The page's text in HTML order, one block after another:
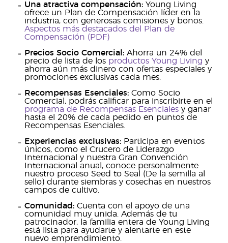
Una atractiva compensación: Young Living
ofrece un Plan de Compensación líder en la
industria, con generosas comisiones y bonos.
Aspectos más destacados del Plan de
Compensación (PDF)
Precios Socio Comercial: Ahorra un 24% del
precio de lista de los productos Young Living y
ahorra aún más dinero con ofertas especiales y
promociones exclusivas cada mes.
Recompensas Esenciales: Como Socio
Comercial, podrás calificar para inscribirte en el
programa de Recompensas Esenciales y ganar
hasta el 20% de cada pedido en puntos de
Recompensas Esenciales.
Experiencias exclusivas: Participa en eventos
únicos, como el Crucero de Liderazgo
Internacional y nuestra Gran Convención
Internacional anual, conoce personalmente
nuestro proceso Seed to Seal (De la semilla al
sello) durante siembras y cosechas en nuestros
campos de cultivo.
Comunidad: Cuenta con el apoyo de una
comunidad muy unida. Además de tu
patrocinador, la familia entera de Young Living
está lista para ayudarte y alentarte en este
nuevo emprendimiento.